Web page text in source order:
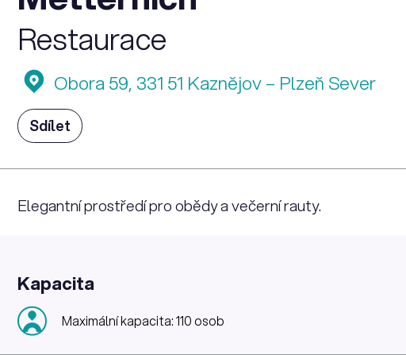
Restaurace
Obora 59, 331 51 Kaznějov – Plzeň Sever
Sdílet
Elegantní prostředí pro obědy a večerní rauty.
Kapacita
Maximální kapacita: 110 osob